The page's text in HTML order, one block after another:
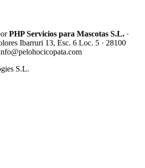
PHP Servicios para Mascotas S.L. ·
Ibarruri 13, Esc. 6 Loc. 5 · 28100
S.L.